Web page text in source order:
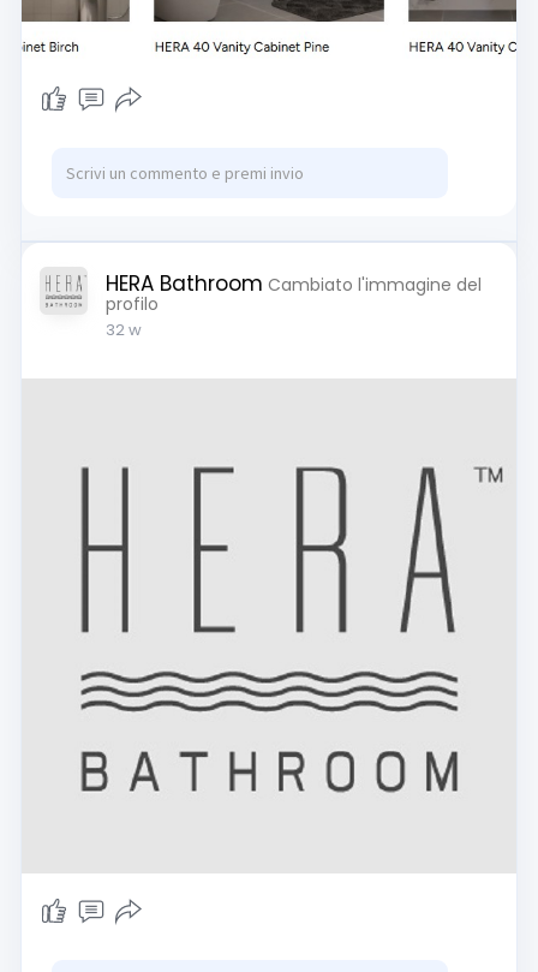
HERA Bathroom Cambiato l'immagine del
profilo
32 w